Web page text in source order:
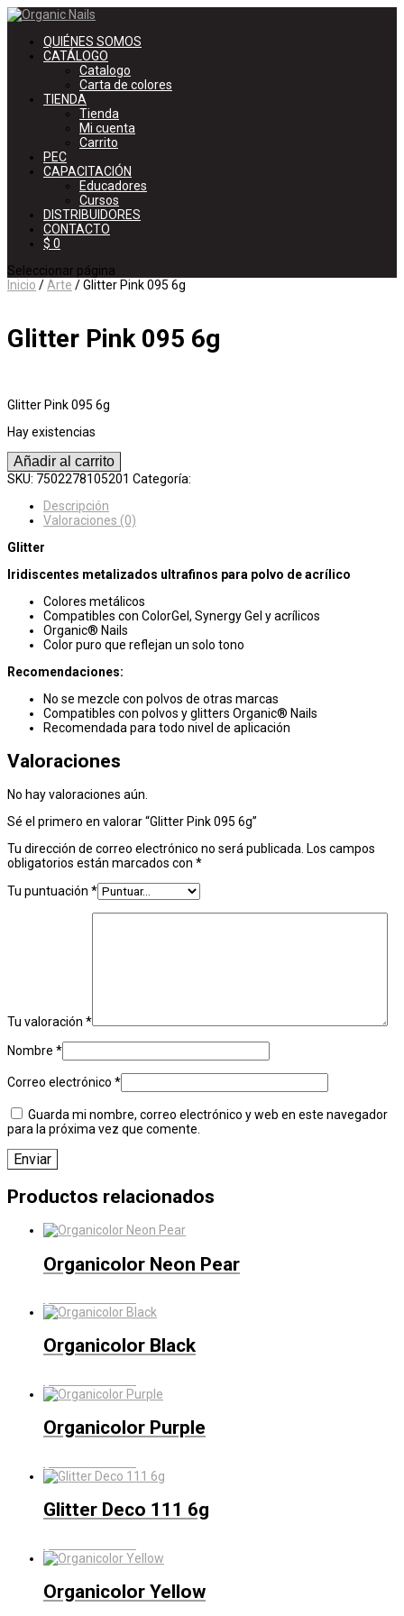
QUIÉNES SOMOS
CATÁLOGO
Catalogo
Carta de colores
TIENDA
Tienda
Mi cuenta
Carrito
PEC
CAPACITACIÓN
Educadores
Cursos
DISTRIBUIDORES
CONTACTO
$ 0
Seleccionar página
Inicio / Arte / Glitter Pink 095 6g
Glitter Pink 095 6g
Glitter Pink 095 6g
Hay existencias
Glitter
Pink
095
cantidad
Añadir al carrito
SKU: 7502278105201 Categoría:
Descripción
Valoraciones (0)
Glitter
Iridiscentes metalizados ultrafinos para polvo de acrílico
Colores metálicos
Compatibles con ColorGel, Synergy Gel y acrílicos
Organic® Nails
Color puro que reflejan un solo tono
Recomendaciones:
No se mezcle con polvos de otras marcas
Compatibles con polvos y glitters Organic® Nails
Recomendada para todo nivel de aplicación
Valoraciones
No hay valoraciones aún.
Sé el primero en valorar “Glitter Pink 095 6g”
Tu dirección de correo electrónico no será publicada. Los campos
obligatorios están marcados con *
Tu puntuación *
Tu valoración *
Nombre *
Correo electrónico *
Guarda mi nombre, correo electrónico y web en este navegador
para la próxima vez que comente.
Productos relacionados
Organicolor Neon Pear
Organicolor Black
Organicolor Purple
Glitter Deco 111 6g
Organicolor Yellow